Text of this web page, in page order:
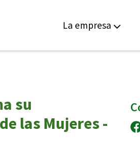
La empresa
su
las Mujeres -